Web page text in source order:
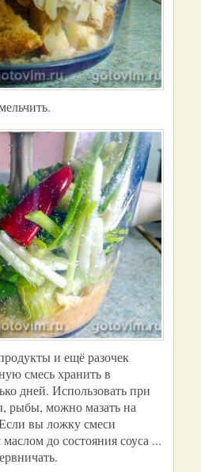
и ещё разочек
смесь хранить в
дней. Использовать при
рыбы, можно мазать на
вы ложку смеси
до состояния соуса ...